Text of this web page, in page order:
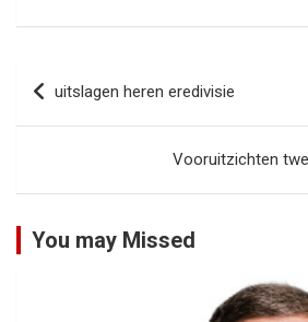
Bericht
navigatie
uitslagen heren eredivisie
Vooruitzichten
You may Missed